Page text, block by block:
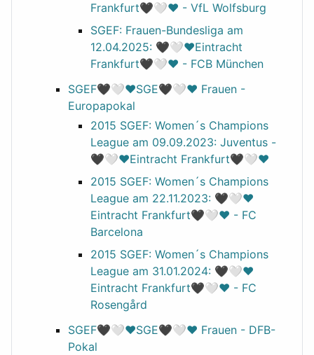
Frankfurt🖤🤍❤️ - VfL Wolfsburg
SGEF: Frauen-Bundesliga am
12.04.2025: 🖤🤍❤️Eintracht
Frankfurt🖤🤍❤️ - FCB München
SGEF🖤🤍❤️SGE🖤🤍❤️ Frauen -
Europapokal
2015 SGEF: Women´s Champions
League am 09.09.2023: Juventus -
🖤🤍❤️Eintracht Frankfurt🖤🤍❤️
2015 SGEF: Women´s Champions
League am 22.11.2023: 🖤🤍❤️
Eintracht Frankfurt🖤🤍❤️ - FC
Barcelona
2015 SGEF: Women´s Champions
League am 31.01.2024: 🖤🤍❤️
Eintracht Frankfurt🖤🤍❤️ - FC
Rosengård
SGEF🖤🤍❤️SGE🖤🤍❤️ Frauen - DFB-
Pokal